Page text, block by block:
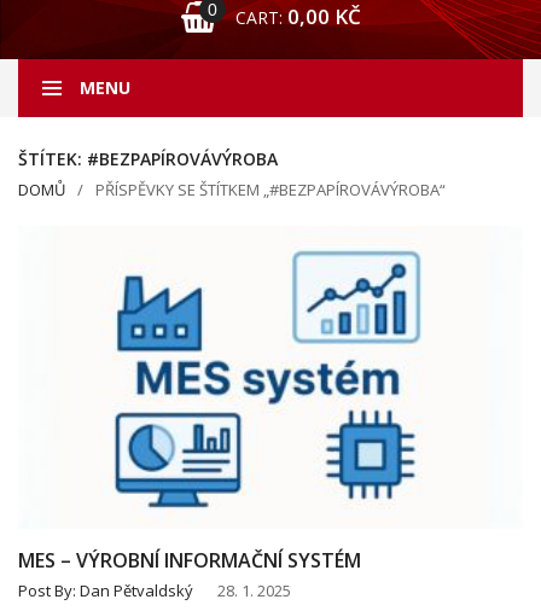
0 CART: 0,00 KČ
MENU
ŠTÍTEK: #BEZPAPÍROVÁVÝROBA
DOMŮ PŘÍSPĚVKY SE ŠTÍTKEM „#BEZPAPÍROVÁVÝROBA“
MES – VÝROBNÍ INFORMAČNÍ SYSTÉM
Post By: Dan Pětvaldský 28. 1. 2025